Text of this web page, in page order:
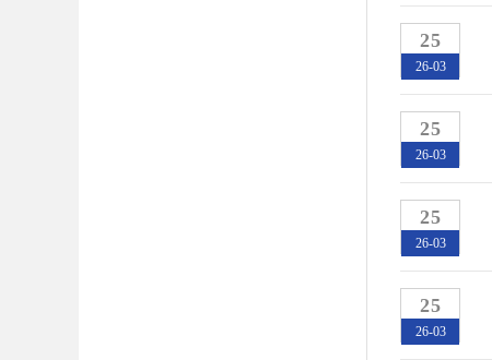
25
26-03
25
26-03
25
26-03
25
26-03